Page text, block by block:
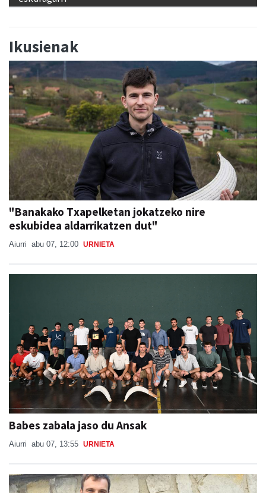
Ikusienak
"Banakako Txapelketan jokatzeko nire
eskubidea aldarrikatzen dut"
Aiurri abu 07, 12:00 URNIETA
Babes zabala jaso du Ansak
Aiurri abu 07, 13:55 URNIETA